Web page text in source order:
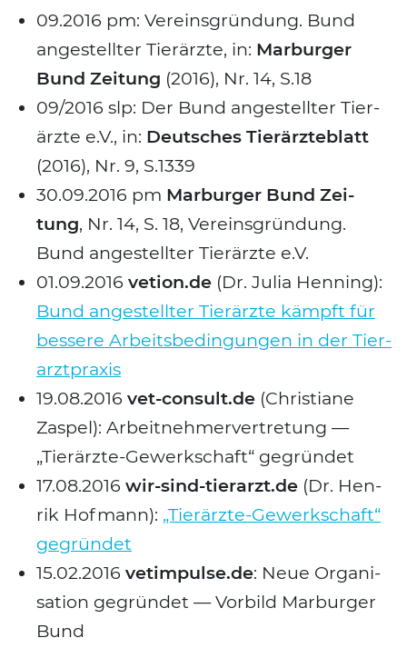
09.2016 pm: Ver­eins­grün­dung. Bund
ange­stell­ter Tier­ärz­te, in: Mar­bur­ger
Bund Zei­tung (2016), Nr. 14, S.18
09/2016 slp: Der Bund ange­stell­ter Tier­
ärz­te e.V., in: Deut­sches Tier­ärz­te­blatt
(2016), Nr. 9, S.1339
30.09.2016 pm Mar­bur­ger Bund Zei­
tung, Nr. 14, S. 18, Ver­eins­grün­dung.
Bund ange­stell­ter Tier­ärz­te e.V.
01.09.2016 vetion.de (Dr. Julia Hen­ning):
Bund ange­stell­ter Tier­ärz­te kämpft für
bes­se­re Arbeits­be­din­gun­gen in der Tier­
arzt­pra­xis
19.08.2016 vet-consult.de (Chris­tia­ne
Zaspel): Arbeit­neh­mer­ver­tre­tung —
„Tier­ärz­te-Gewerk­schaft“ gegrün­det
17.08.2016 wir-sind-tierarzt.de (Dr. Hen­
rik Hof­mann): „Tier­ärz­te-Gewerk­schaft“
gegrün­det
15.02.2016 vetimpulse.de: Neue Orga­ni­
sa­ti­on gegrün­det — Vor­bild Mar­bur­ger
Bund